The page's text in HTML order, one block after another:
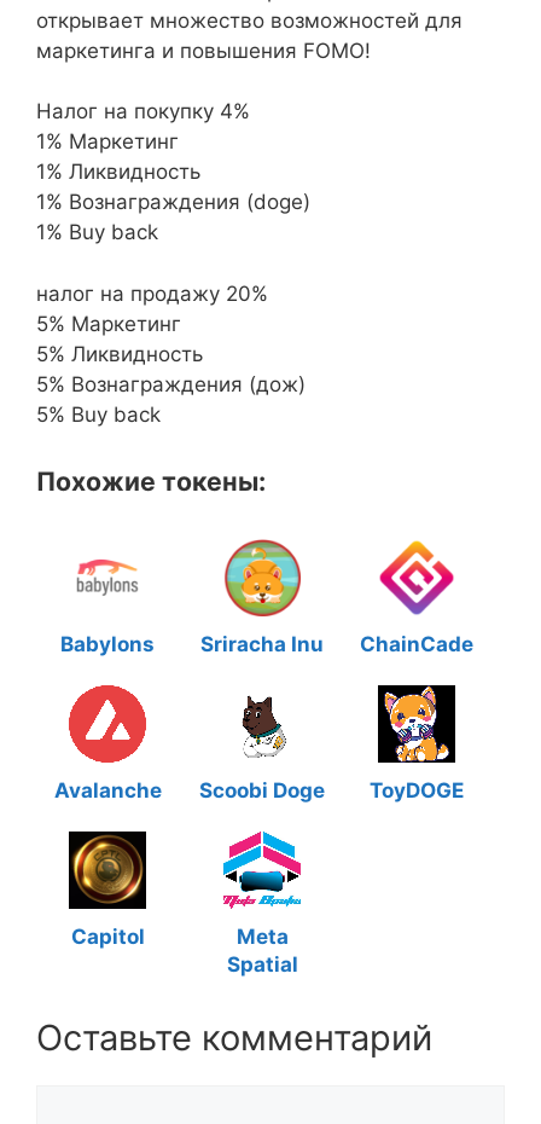
открывает множество возможностей для
маркетинга и повышения FOMO!
Налог на покупку 4%
1% Маркетинг
1% Ликвидность
1% Вознаграждения (doge)
1% Buy back
налог на продажу 20%
5% Маркетинг
5% Ликвидность
5% Вознаграждения (дож)
5% Buy back
Похожие токены:
Babylons Sriracha Inu ChainCade
Avalanche Scoobi Doge ToyDOGE
Capitol
Meta
Spatial
Оставьте комментарий